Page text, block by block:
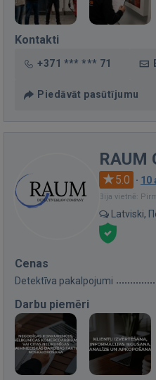
Kontakti
+371 *** *** 71
Piedāvāt pasūtījumu
RAUM
5.0 · 10
Bija vietnē:
Latviski,
Cenas
Detektīva pakalpojumi
Darbu piemēri